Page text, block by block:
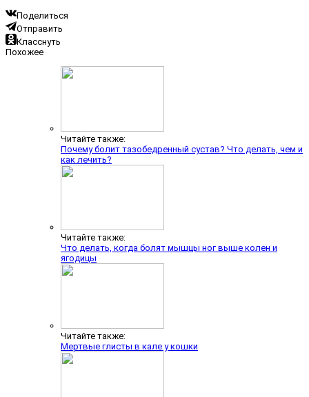
Поделиться
Отправить
Класснуть
Похожее
Читайте также:
Почему болит тазобедренный сустав? Что делать, чем и
как лечить?
Читайте также:
Что делать, когда болят мышцы ног выше колен и
ягодицы
Читайте также:
Мертвые глисты в кале у кошки